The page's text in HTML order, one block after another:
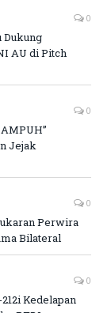
0
Dukung
AU di Pitch
0
Jejak
0
Perwira
Bilateral
0
Kedelapan